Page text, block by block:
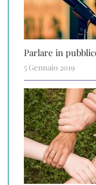
Parlare in
5 Gennaio 2019